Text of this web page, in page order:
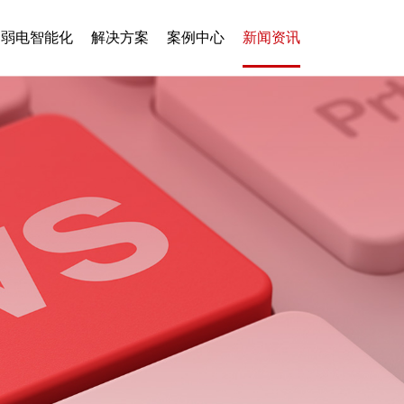
弱电智能化 解决方案 案例中心 新闻资讯